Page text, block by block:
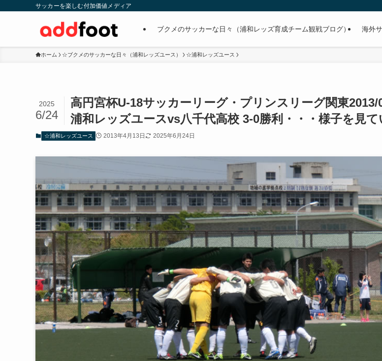
サッカーを楽しむ付加価値メディア
ブクメのサッカーな日々（浦和レッズ育成チーム観戦ブログ） 海外
ホーム ☆ブクメのサッカーな日々（浦和レッズユース） ☆浦和レッズユース
高円宮杯U-18サッカーリーグ・プリンスリーグ関東2013/
浦和レッズユースvs八千代高校 3-0勝利・・・様子を見て
2025
6/24
☆浦和レッズユース 2013年4月13日 2025年6月24日